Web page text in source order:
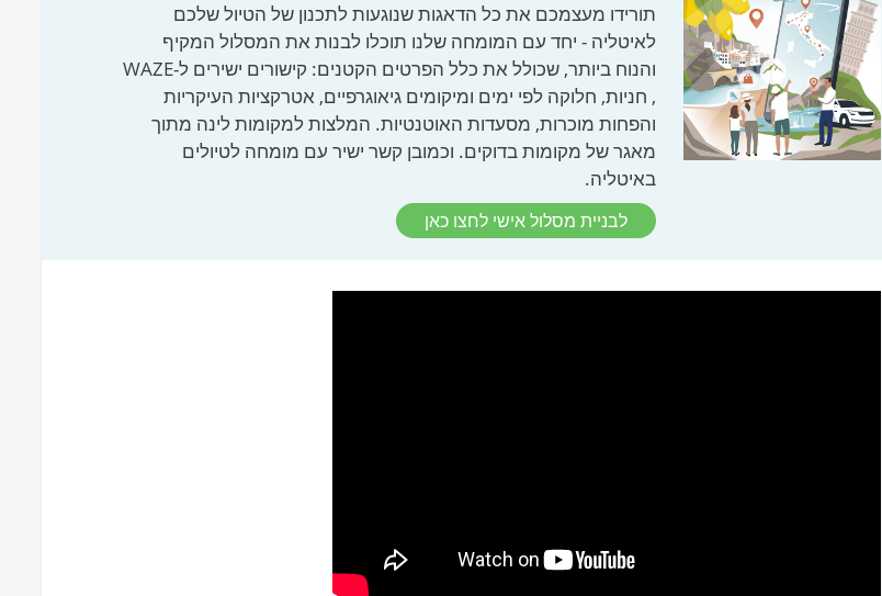
תורידו מעצמכם את כל הדאגות שנוגעות לתכנון של הטיול שלכם
לאיטליה - יחד עם המומחה שלנו תוכלו לבנות את המסלול המקיף
והנוח ביותר, שכולל את כלל הפרטים הקטנים: קישורים ישירים ל-WAZE
, חניות, חלוקה לפי ימים ומיקומים גיאוגרפיים, אטרקציות העיקריות
והפחות מוכרות, מסעדות האוטנטיות. המלצות למקומות לינה מתוך
מאגר של מקומות בדוקים. וכמובן קשר ישיר עם מומחה לטיולים
באיטליה.
לבניית מסלול אישי לחצו כאן